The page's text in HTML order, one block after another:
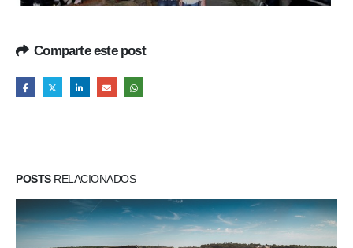
Comparte este post
POSTSRELACIONADOS